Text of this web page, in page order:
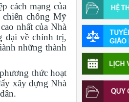
cách mạng của
chống Mỹ
nhất của Nhà
đại về chính trị,
những thành
thức hoạt
xây dựng Nhà